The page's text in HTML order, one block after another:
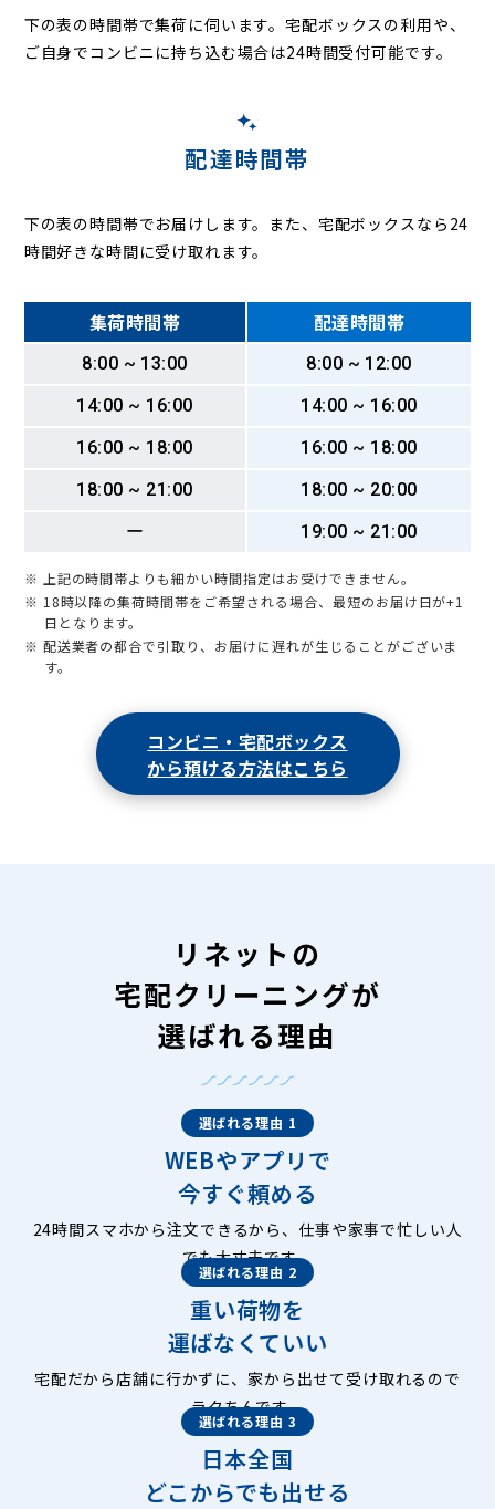
東本町東松島町東向島西之町東向島東之町 平左衛門町
扶桑町船出法界寺丸島町水堂町 御園御園町 南清水南城内
南竹谷町南塚口町 南七松町 南初島町 南武庫之荘 宮内町
武庫豊町
下の表の時間帯で集荷に伺います。宅配ボックスの利用や、
ご自身でコンビニに持ち込む場合は24時間受付可能です。
配達時間帯
下の表の時間帯でお届けします。また、宅配ボックスなら24
時間好きな時間に受け取れます。
集荷時間帯 配達時間帯
8:00 ~ 13:00
8:00 ~ 12:00
14:00 ~ 16:00
14:00 ~ 16:00
16:00 ~ 18:00
16:00 ~ 18:00
18:00 ~ 21:00
18:00 ~ 20:00
ー
19:00 ~ 21:00
※ 上記の時間帯よりも細かい時間指定はお受けできません。
※ 18時以降の集荷時間帯をご希望される場合、最短のお届け日が+1
日となります。
※ 配送業者の都合で引取り、お届けに遅れが生じることがございま
す。
コンビニ・宅配ボックス
から預ける方法はこちら
リネットの
宅配クリーニングが
選ばれる理由
選ばれる理由 1
WEBやアプリで
今すぐ頼める
24時間スマホから注文できるから、仕事や家事で忙しい人
でも大丈夫です。
選ばれる理由 2
重い荷物を
運ばなくていい
宅配だから店舗に行かずに、家から出せて受け取れるので
ラクちんです。
選ばれる理由 3
日本全国
どこからでも出せる